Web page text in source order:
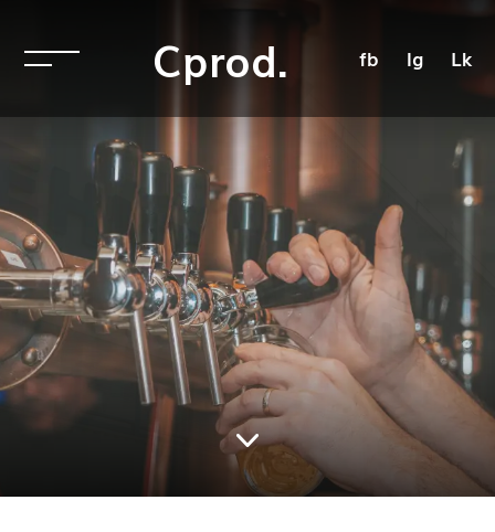
Cprod. fb Ig Lk